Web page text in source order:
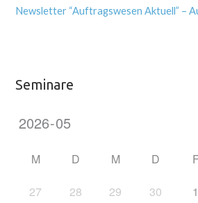
Newsletter “Auftragswesen Aktuell” –
Seminare
M D M D
27 28 29 30 1